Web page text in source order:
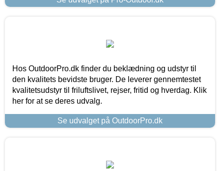
Hos OutdoorPro.dk finder du beklædning og udstyr til
den kvalitets bevidste bruger. De leverer gennemtestet
kvalitetsudstyr til friluftslivet, rejser, fritid og hverdag. Klik
her for at se deres udvalg.
Se udvalget på OutdoorPro.dk